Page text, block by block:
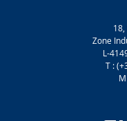
Zone
L-
T :